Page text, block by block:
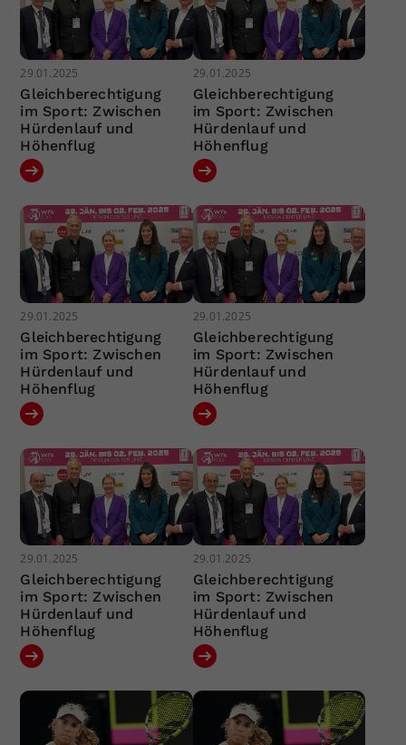
29.01.2025
Gleichberechtigung
im Sport: Zwischen
Hürdenlauf und
Höhenflug
29.01.2025
Gleichberechtigung
im Sport: Zwischen
Hürdenlauf und
Höhenflug
29.01.2025
Gleichberechtigung
im Sport: Zwischen
Hürdenlauf und
Höhenflug
29.01.2025
Gleichberechtigung
im Sport: Zwischen
Hürdenlauf und
Höhenflug
29.01.2025
Gleichberechtigung
im Sport: Zwischen
Hürdenlauf und
Höhenflug
29.01.2025
Gleichberechtigung
im Sport: Zwischen
Hürdenlauf und
Höhenflug